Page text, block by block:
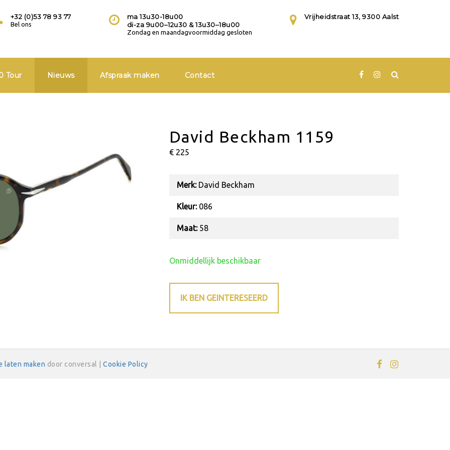
Vrijheidstraat 13, 9300 Aalst
ma 13u30-18u00
di-za 9u00–12u30 & 13u30–18u00
Zondag en maandagvoormiddag gesloten
+32 (0)53 78 93 77
Bel ons
Tour Nieuws Afspraak maken Contact
David Beckham 1159
€ 225
Merk:David Beckham
Kleur:086
Maat:58
Onmiddellijk beschikbaar
IK BEN GEINTERESEERD
laten maken door conversal | Cookie Policy